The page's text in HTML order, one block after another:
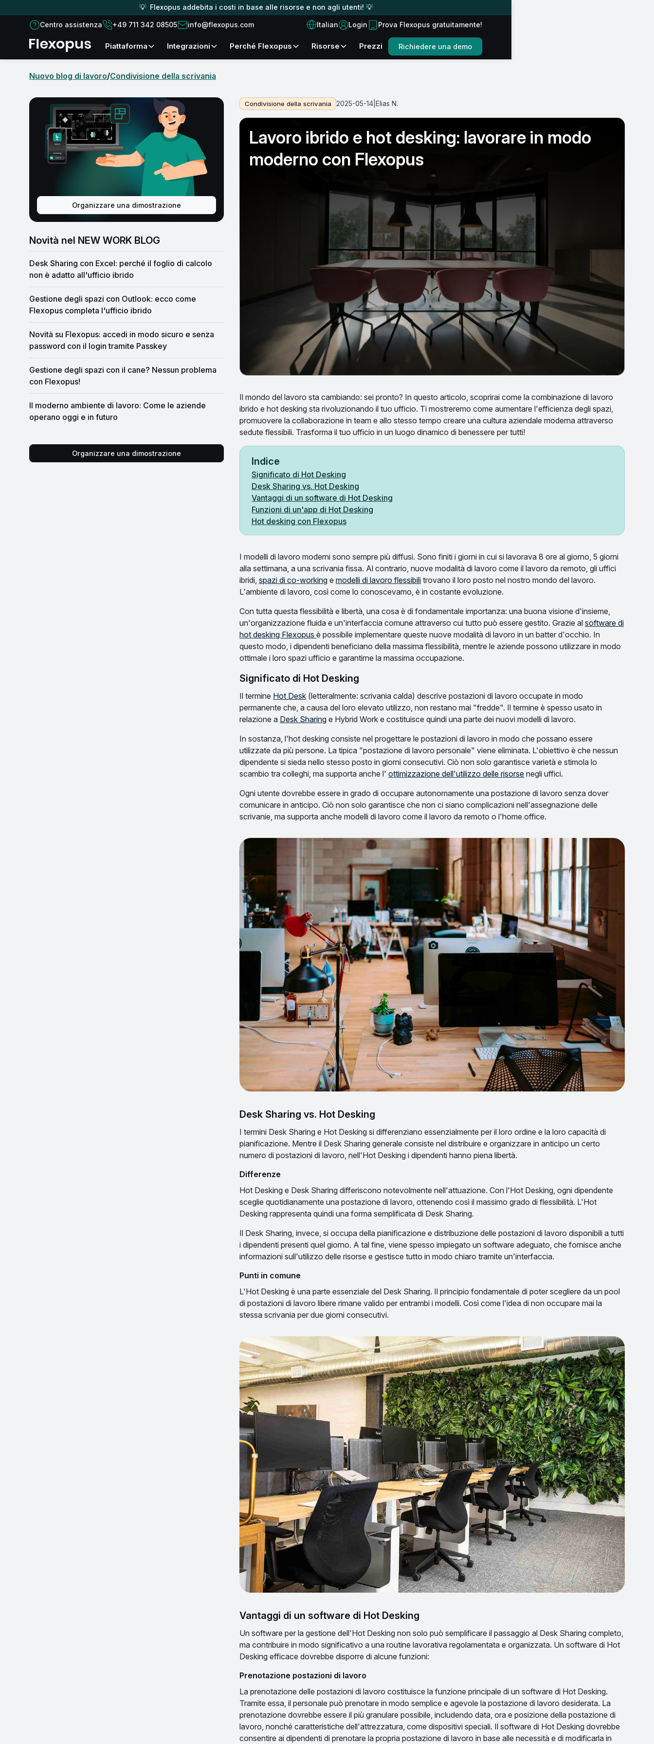
💡 Flexopus addebita i costi in base alle risorse e non agli utenti! 💡
Centro assistenza +49 711 342 08505 info@flexopus.com Italian Login Prova Flexopus gratuitamente!
piattaforma Integrazioni Perché Flexopus Risorse Prezzi Richiedere una demo
Nuovo blog di lavoro/Condivisione della scrivania
Organizzare una dimostrazione
Novità nel NEW WORK BLOG
Desk Sharing con Excel: perché il foglio di calcolo
non è adatto all'ufficio ibrido
Gestione degli spazi con Outlook: ecco come
Flexopus completa l'ufficio ibrido
Novità su Flexopus: accedi in modo sicuro e senza
password con il login tramite Passkey
Gestione degli spazi con il cane? Nessun problema
con Flexopus!
Il moderno ambiente di lavoro: Come le aziende
operano oggi e in futuro
Organizzare una dimostrazione
Condivisione della scrivania 2025-05-14 |Elias N.
Lavoro ibrido e hot desking: lavorare in modo
moderno con Flexopus
Il mondo del lavoro sta cambiando: sei pronto? In questo articolo, scoprirai come la combinazione di lavoro
ibrido e hot desking sta rivoluzionando il tuo ufficio. Ti mostreremo come aumentare l'efficienza degli spazi,
promuovere la collaborazione in team e allo stesso tempo creare una cultura aziendale moderna attraverso
sedute flessibili. Trasforma il tuo ufficio in un luogo dinamico di benessere per tutti!
Indice
Significato di Hot Desking
Desk Sharing vs. Hot Desking
Vantaggi di un software di Hot Desking
Funzioni di un'app di Hot Desking
Hot desking con Flexopus
I modelli di lavoro moderni sono sempre più diffusi. Sono finiti i giorni in cui si lavorava 8 ore al giorno, 5 giorni
alla settimana, a una scrivania fissa. Al contrario, nuove modalità di lavoro come il lavoro da remoto, gli uffici
ibridi, spazi di co-working e modelli di lavoro flessibili trovano il loro posto nel nostro mondo del lavoro.
L'ambiente di lavoro, così come lo conoscevamo, è in costante evoluzione.
Con tutta questa flessibilità e libertà, una cosa è di fondamentale importanza: una buona visione d'insieme,
un'organizzazione fluida e un'interfaccia comune attraverso cui tutto può essere gestito. Grazie al software di
hot desking Flexopus è possibile implementare queste nuove modalità di lavoro in un batter d'occhio. In
questo modo, i dipendenti beneficiano della massima flessibilità, mentre le aziende possono utilizzare in modo
ottimale i loro spazi ufficio e garantirne la massima occupazione.
Significato di Hot Desking
Il termine Hot Desk (letteralmente: scrivania calda) descrive postazioni di lavoro occupate in modo
permanente che, a causa del loro elevato utilizzo, non restano mai "fredde". Il termine è spesso usato in
relazione a Desk Sharing e Hybrid Work e costituisce quindi una parte dei nuovi modelli di lavoro.
In sostanza, l'hot desking consiste nel progettare le postazioni di lavoro in modo che possano essere
utilizzate da più persone. La tipica "postazione di lavoro personale" viene eliminata. L'obiettivo è che nessun
dipendente si sieda nello stesso posto in giorni consecutivi. Ciò non solo garantisce varietà e stimola lo
scambio tra colleghi, ma supporta anche l' ottimizzazione dell'utilizzo delle risorse negli uffici.
Ogni utente dovrebbe essere in grado di occupare autonomamente una postazione di lavoro senza dover
comunicare in anticipo. Ciò non solo garantisce che non ci siano complicazioni nell'assegnazione delle
scrivanie, ma supporta anche modelli di lavoro come il lavoro da remoto o l'home office.
Desk Sharing vs. Hot Desking
I termini Desk Sharing e Hot Desking si differenziano essenzialmente per il loro ordine e la loro capacità di
pianificazione. Mentre il Desk Sharing generale consiste nel distribuire e organizzare in anticipo un certo
numero di postazioni di lavoro, nell'Hot Desking i dipendenti hanno piena libertà.
Differenze
Hot Desking e Desk Sharing differiscono notevolmente nell'attuazione. Con l'Hot Desking, ogni dipendente
sceglie quotidianamente una postazione di lavoro, ottenendo così il massimo grado di flessibilità. L'Hot
Desking rappresenta quindi una forma semplificata di Desk Sharing.
Il Desk Sharing, invece, si occupa della pianificazione e distribuzione delle postazioni di lavoro disponibili a tutti
i dipendenti presenti quel giorno. A tal fine, viene spesso impiegato un software adeguato, che fornisce anche
informazioni sull'utilizzo delle risorse e gestisce tutto in modo chiaro tramite un'interfaccia.
Punti in comune
L'Hot Desking è una parte essenziale del Desk Sharing. Il principio fondamentale di poter scegliere da un pool
di postazioni di lavoro libere rimane valido per entrambi i modelli. Così come l'idea di non occupare mai la
stessa scrivania per due giorni consecutivi.
Vantaggi di un software di Hot Desking
Un software per la gestione dell'Hot Desking non solo può semplificare il passaggio al Desk Sharing completo,
ma contribuire in modo significativo a una routine lavorativa regolamentata e organizzata. Un software di Hot
Desking efficace dovrebbe disporre di alcune funzioni:
Prenotazione postazioni di lavoro
La prenotazione delle postazioni di lavoro costituisce la funzione principale di un software di Hot Desking.
Tramite essa, il personale può prenotare in modo semplice e agevole la postazione di lavoro desiderata. La
prenotazione dovrebbe essere il più granulare possibile, includendo data, ora e posizione della postazione di
lavoro, nonché caratteristiche dell'attrezzatura, come dispositivi speciali. Il software di Hot Desking dovrebbe
consentire ai dipendenti di prenotare la propria postazione di lavoro in base alle necessità e di modificarla in